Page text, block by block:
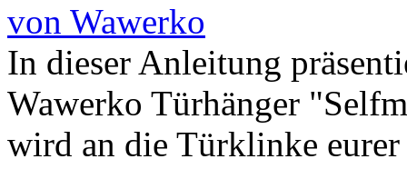
von Wawerko
In dieser Anleitung
Wawerko Türhänger
wird an die Türklinke eurer